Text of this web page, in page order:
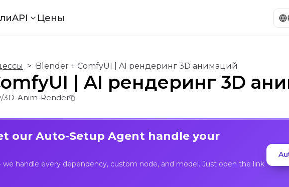
API Цены
> Blender + ComfyUI | AI рендеринг 3D анимаций
| AI рендеринг 3D
3D-Anim-Render
our Auto-Setup Agent handle your
handle every dependency, custom node, and model. Just open the link